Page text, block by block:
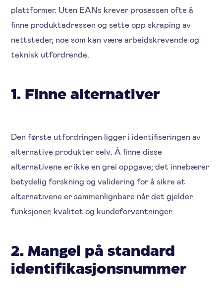
plattformer. Uten EANs krever prosessen ofte å
finne produktadressen og sette opp skraping av
nettsteder, noe som kan være arbeidskrevende og
teknisk utfordrende.
1. Finne alternativer
Den første utfordringen ligger i identifiseringen av
alternative produkter selv. Å finne disse
alternativene er ikke en grei oppgave; det innebærer
betydelig forskning og validering for å sikre at
alternativene er sammenlignbare når det gjelder
funksjoner, kvalitet og kundeforventninger.
2. Mangel på standard
identifikasjonsnummer